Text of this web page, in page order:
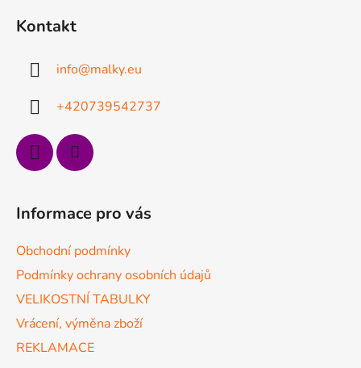
Kontakt
info@malky.eu
+420739542737
Informace pro vás
Obchodní podmínky
Podmínky ochrany osobních údajů
VELIKOSTNÍ TABULKY
Vrácení, výměna zboží
REKLAMACE